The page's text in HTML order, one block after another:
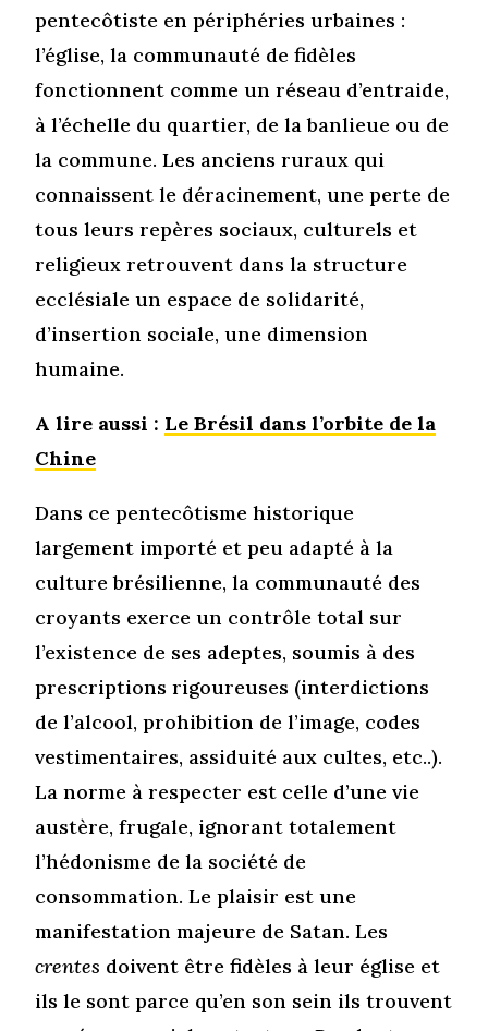
pentecôtiste en périphéries urbaines :
l’église, la communauté de fidèles
fonctionnent comme un réseau d’entraide,
à l’échelle du quartier, de la banlieue ou de
la commune. Les anciens ruraux qui
connaissent le déracinement, une perte de
tous leurs repères sociaux, culturels et
religieux retrouvent dans la structure
ecclésiale un espace de solidarité,
d’insertion sociale, une dimension
humaine.
A lire aussi : Le Brésil dans l’orbite de la
Chine
Dans ce pentecôtisme historique
largement importé et peu adapté à la
culture brésilienne, la communauté des
croyants exerce un contrôle total sur
l’existence de ses adeptes, soumis à des
prescriptions rigoureuses (interdictions
de l’alcool, prohibition de l’image, codes
vestimentaires, assiduité aux cultes, etc..).
La norme à respecter est celle d’une vie
austère, frugale, ignorant totalement
l’hédonisme de la société de
consommation. Le plaisir est une
manifestation majeure de Satan. Les
crentes doivent être fidèles à leur église et
ils le sont parce qu’en son sein ils trouvent